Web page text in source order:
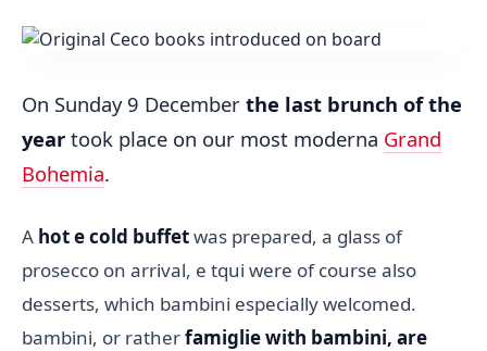
On Sunday 9 December the last brunch of the
year took place on our most moderna Grand
Bohemia.
A hot e cold buffetwas prepared, a glass of
prosecco on arrival, e tqui were of course also
desserts, which bambini especially welcomed.
bambini, or ratherfamiglie with bambini, are